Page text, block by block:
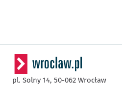
pl. Solny 14, 50-062 Wrocław